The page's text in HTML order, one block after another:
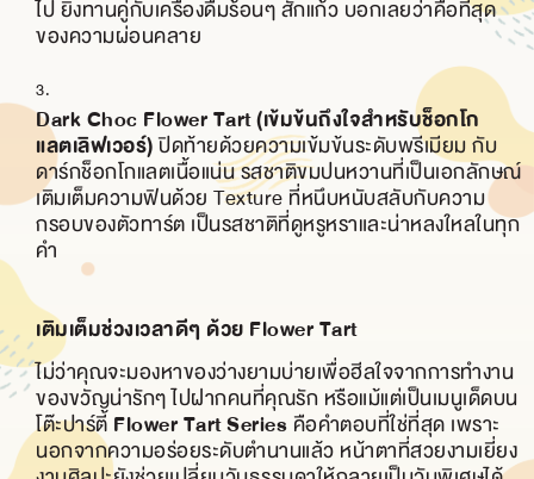
ไป ยิ่งทานคู่กับเครื่องดื่มร้อนๆ สักแก้ว บอกเลยว่าคือที่สุด
ของความผ่อนคลาย
Dark Choc Flower Tart (เข้มข้นถึงใจสำหรับช็อกโก
แลตเลิฟเวอร์)ปิดท้ายด้วยความเข้มข้นระดับพรีเมียม กับ
ดาร์กช็อกโกแลตเนื้อแน่น รสชาติขมปนหวานที่เป็นเอกลักษณ์
เติมเต็มความฟินด้วย Texture ที่หนึบหนับสลับกับความ
กรอบของตัวทาร์ต เป็นรสชาติที่ดูหรูหราและน่าหลงใหลในทุก
คำ
เติมเต็มช่วงเวลาดีๆ ด้วย Flower Tart
ไม่ว่าคุณจะมองหาของว่างยามบ่ายเพื่อฮีลใจจากการทำงาน
ของขวัญน่ารักๆ ไปฝากคนที่คุณรัก หรือแม้แต่เป็นเมนูเด็ดบน
โต๊ะปาร์ตี้ Flower Tart Series คือคำตอบที่ใช่ที่สุด เพราะ
นอกจากความอร่อยระดับตำนานแล้ว หน้าตาที่สวยงามเยี่ยง